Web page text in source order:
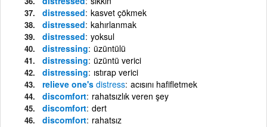
distressed kasvet çökmek
distressed kahırlanmak
distressed yoksul
distressing üzüntülü
distressing üzüntü verici
distressing ıstırap verici
relieve one's distress acısını hafifletmek
discomfort rahatsızlık veren şey
discomfort dert
discomfort rahatsız